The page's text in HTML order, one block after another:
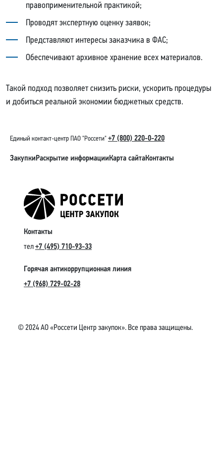
правоприменительной практикой;
Проводят экспертную оценку заявок;
Представляют интересы заказчика в ФАС;
Обеспечивают архивное хранение всех материалов.
Такой подход позволяет снизить риски, ускорить процедуры
и добиться реальной экономии бюджетных средств.
Единый контакт-центр ПАО "Россети" +7 (800) 220-0-220
ЗакупкиРаскрытие информацииКарта сайтаКонтакты
Контакты
тел+7 (495) 710-93-33
Горячая антикоррупционная линия
+7 (968) 729-02-28
© 2024 АО «Россети Центр закупок». Все права защищены.